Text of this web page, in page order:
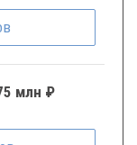
млн ₽